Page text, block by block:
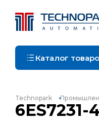
Каталог
Technopark